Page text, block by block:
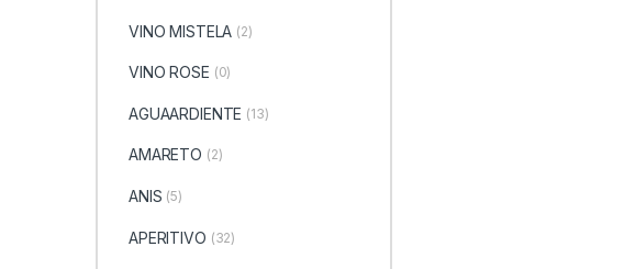
VINO MISTELA (2)
VINO ROSE (0)
AGUAARDIENTE (13)
AMARETO (2)
ANIS (5)
APERITIVO (32)